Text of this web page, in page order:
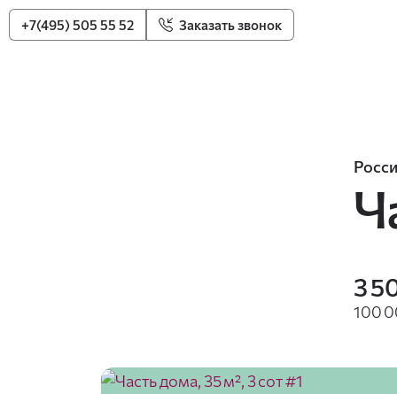
+7(495) 505 55 52 Заказать звонок
3
100